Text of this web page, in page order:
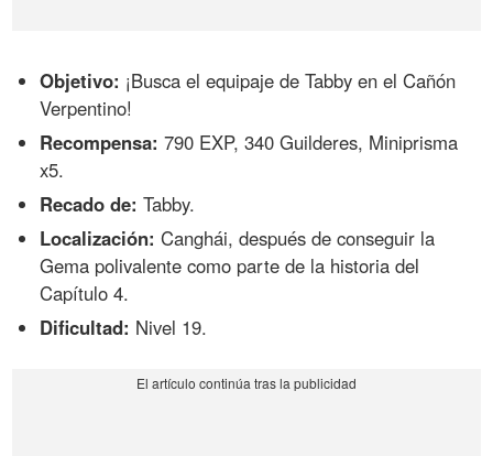
Objetivo: ¡Busca el equipaje de Tabby en el Cañón
Verpentino!
Recompensa: 790 EXP, 340 Guilderes, Miniprisma
x5.
Recado de: Tabby.
Localización: Canghái, después de conseguir la
Gema polivalente como parte de la historia del
Capítulo 4.
Dificultad: Nivel 19.